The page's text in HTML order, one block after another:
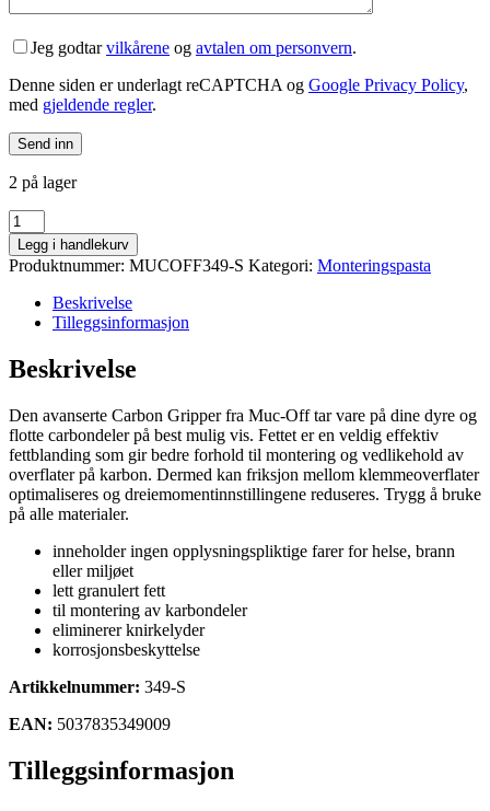
Jeg godtarvilkårene og avtalen om personvern.
Denne siden er underlagt reCAPTCHA og Google Privacy Policy,
med gjeldende regler.
2 på lager
MUC-
OFF
Carbon
Gripper
antall
Legg i handlekurv
Produktnummer: MUCOFF349-S Kategori: Monteringspasta
Beskrivelse
Tilleggsinformasjon
Beskrivelse
Den avanserte Carbon Gripper fra Muc-Off tar vare på dine dyre og
flotte carbondeler på best mulig vis. Fettet er en veldig effektiv
fettblanding som gir bedre forhold til montering og vedlikehold av
overflater på karbon. Dermed kan friksjon mellom klemmeoverflater
optimaliseres og dreiemomentinnstillingene reduseres. Trygg å bruke
på alle materialer.
inneholder ingen opplysningspliktige farer for helse, brann
eller miljøet
lett granulert fett
til montering av karbondeler
eliminerer knirkelyder
korrosjonsbeskyttelse
Artikkelnummer: 349-S
EAN: 5037835349009
Tilleggsinformasjon